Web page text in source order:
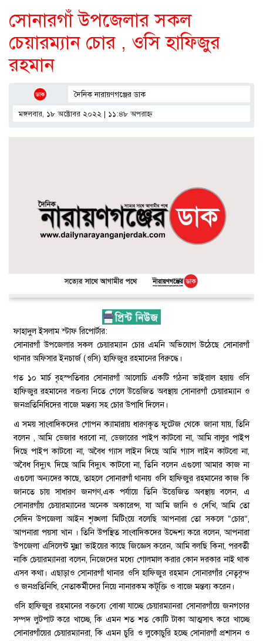
সোনারগাঁ উপজেলার সকল
চেয়ারম্যান চোর , ওসি হাফিজুর
রহমান
দৈনিক নারায়ণগঞ্জের ডাক
মঙ্গলবার, ১৮ অক্টোবর ২০২২ | ১১:৪৮ অপরাহ্ণ
ফাহাদুল ইসলাম স্টাফ রিপোর্টার:
সোনারগাঁ উপজেলার সকল চেয়ারম্যান চোর এমনি অভিযোগ উঠেছে সোনারগাঁ
থানার অফিসার ইনচার্জ (ওসি) হাফিজুর রহমানের বিরুদ্ধে।
গত ১০ মার্চ বৃহস্পতিবার সোনারগাঁ আলোচি একটি গঠনা ভাইরাল হয়ায় ওসি
হাফিজুর রহমানের বক্তব্য নিতে গেলে উত্তেজিত অবস্থায় সোনারগাঁ চেয়ারম্যান ও
জনপ্রতিনিধিদের বাজে মন্তব্য সহ চোর উপাধি দিলেন।
এ সময় সাংবাদিকদের গোপন ক্যামারায় ধারণকৃত ফুটেজ থেকে জানা যায়, তিনি
বলেন , আমি ডেজার ধরবো না, ডেজারের পাইপ কাটবো না, আমি বালুর পাইপ
দিছে পাইপ কাটবো না, অবৈধ গ্যাস লাইন দিছে আমি গ্যাস লাইন কাটবো না,
অবৈধ বিদ্যুৎ দিছে আমি বিদ্যুৎ কাটবো না, তিনি বলেন এগুলো আমার কাজ না
এগুলো অন্যদের কাছে, তাহলে সোনারগাঁ থানায় ওসি হাফিজুর রহমানের কাজ কি
জানতে চায় সাধারণ জনগণ,এক পর্যায়ে তিনি উত্তেজিত অবস্থায় বলেন, এ
সোনারগাঁয় চেয়ারম্যানের অনেক অকারেন্স, যা আমি জানি ও দেখি, আমি তো
সেদিন উপজেলা আইন শৃঙ্খলা মিটিংয়ে বলেছি আপনারা তো সকলে “চোর”,
আপনারা পয়সা খান । তিনি উপস্থিত সাংবাদিকদের উদ্দেশ্য করে বলেন, আপনারা
উপজেলা এসিলেন্ট মুন্না ভাইয়ের কাছে জিজ্ঞেস করেন, আমি বলছি কিনা, পরবর্তী
নাকি চেয়ারম্যানরা বলেন, নিজেদের মধ্যে গোলমাল করার কোন দরকার নাই থাক
এসব কথা। এছাড়াও সোনারগাঁ থানার ওসি হাফিজুর রহমান সোনারগাঁর নেতৃবৃন্দ
ও জনপ্রতিনিধি, নেতাকর্মীদের নিয়ে নানারকম কটূক্তি ও বাজে মন্তব্য করেন।
ওসি হাফিজুর রহমানের বক্তব্যে বোঝা যাচ্ছে চেয়ারম্যানরা সোনারগাঁয়ে জনগণের
সম্পদ লুটপাট করে খাচ্ছে, কি এমন শত শত কোটি টাকা আত্মসাৎ করে খাচ্ছে
সোনারগাঁয়ের চেয়ারম্যানরা, কি এমন চুরি ও লুকোচুরি হচ্ছে সোনারগাঁ প্রশাসন ও